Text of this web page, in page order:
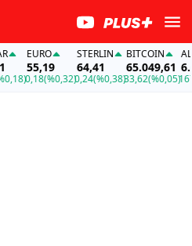
EURO
55,19
0,18(%0,32)
STERLIN
64,41
0,24(%0,38)
BITCOIN
65.049,61
33,62(%0,05)